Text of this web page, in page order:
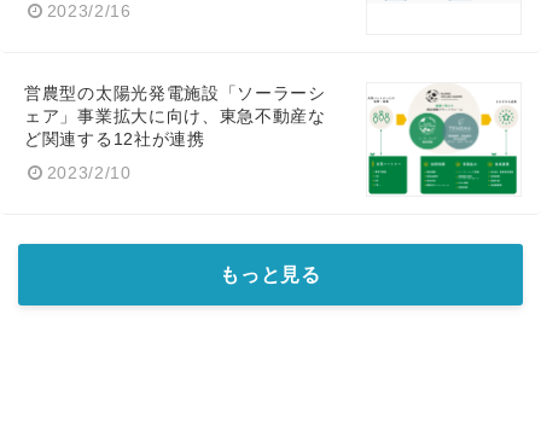
2023/2/16
営農型の太陽光発電施設「ソーラーシ
ェア」事業拡大に向け、東急不動産な
ど関連する12社が連携
2023/2/10
もっと見る